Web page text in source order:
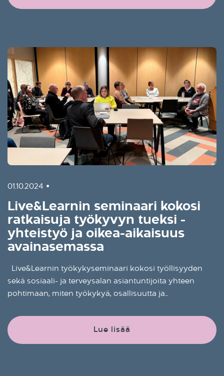
01.10.2024 •
Live&Learnin seminaari kokosi
ratkaisuja työkyvyn tueksi -
yhteistyö ja oikea-aikaisuus
avainasemassa
Live&Learnin työkykyseminaari kokosi työllisyyden
sekä sosiaali- ja terveysalan asiantuntijoita yhteen
pohtimaan, miten työkykyä, osallisuutta ja...
Lue lisää